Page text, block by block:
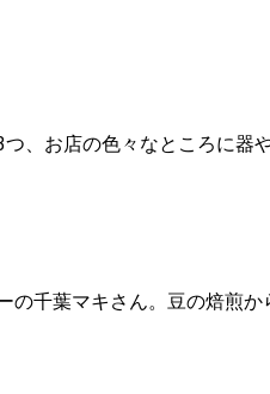
、お店の色々なところに器
千葉マキさん。豆の焙煎